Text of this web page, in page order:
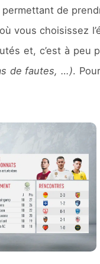
permettant de
où vous choisissez
et, c’est à peu
de fautes, …).